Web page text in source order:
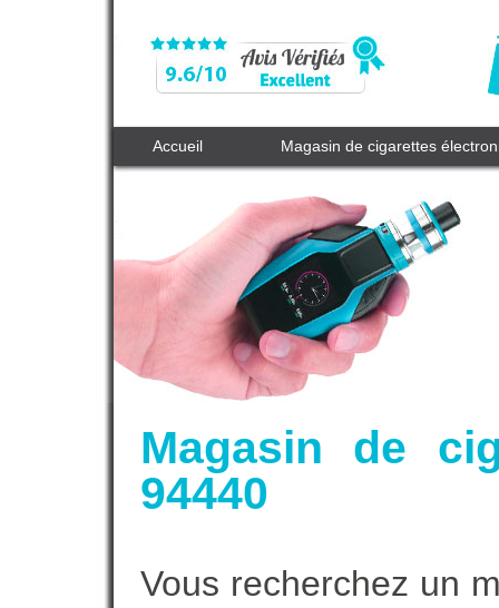
Accueil Magasin de cigarettes
Magasin de
94440
Vous recherchez un